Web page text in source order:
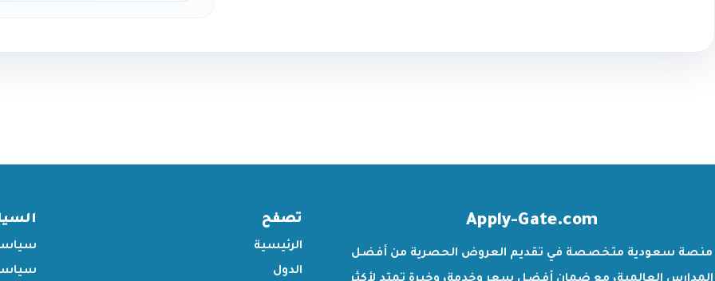
Apply-Gate.com
منصة سعودية متخصصة في تقديم العروض الحصرية من أفضل
تصفح
الرئيسية
الدول